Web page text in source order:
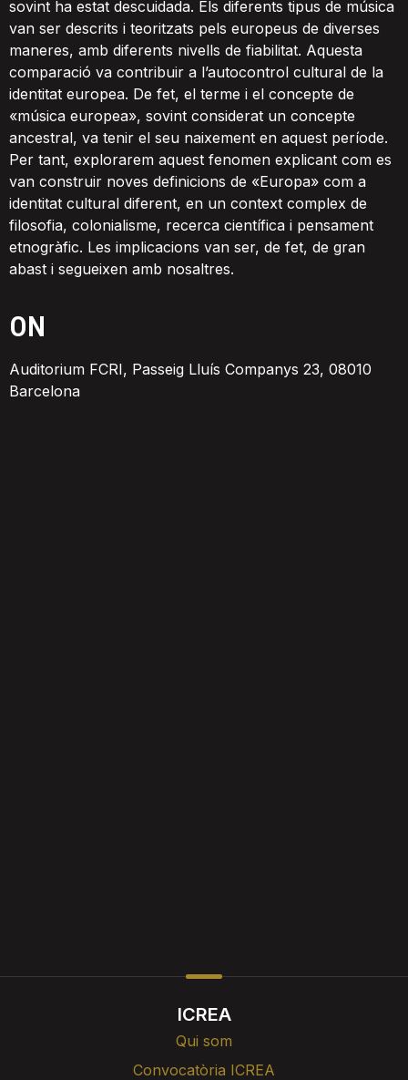
sovint ha estat descuidada. Els diferents tipus de música
van ser descrits i teoritzats pels europeus de diverses
maneres, amb diferents nivells de fiabilitat. Aquesta
comparació va contribuir a l’autocontrol cultural de la
identitat europea. De fet, el terme i el concepte de
«música europea», sovint considerat un concepte
ancestral, va tenir el seu naixement en aquest període.
Per tant, explorarem aquest fenomen explicant com es
van construir noves definicions de «Europa» com a
identitat cultural diferent, en un context complex de
filosofia, colonialisme, recerca científica i pensament
etnogràfic. Les implicacions van ser, de fet, de gran
abast i segueixen amb nosaltres.
ON
Auditorium FCRI, Passeig Lluís Companys 23, 08010
Barcelona
ICREA
Qui som
Convocatòria ICREA